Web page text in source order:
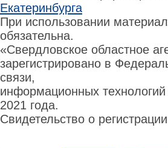
Екатеринбурга
При использовании
обязательна.
«Свердловское областное
зарегистрировано в
связи,
информационных
2021 года.
Свидетельство о